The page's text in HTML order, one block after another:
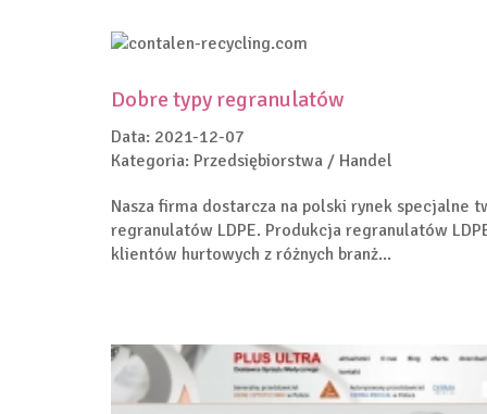
Dobre typy regranulatów
Data: 2021-12-07
Kategoria: Przedsiębiorstwa / Handel
Nasza firma dostarcza na polski rynek specjalne
regranulatów LDPE. Produkcja regranulatów
klientów hurtowych z różnych branż...